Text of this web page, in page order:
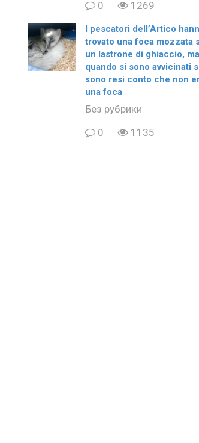
0
1269
I pescatori dell’Artico
trovato una foca mozzata
un lastrone di ghiaccio, ma
quando si sono avvicinati
sono resi conto che non
una foca
Без рубрики
0
1135